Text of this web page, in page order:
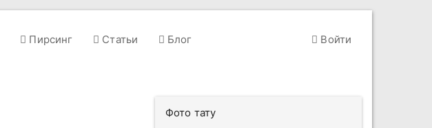
Пирсинг Статьи Блог Войти
Фото тату